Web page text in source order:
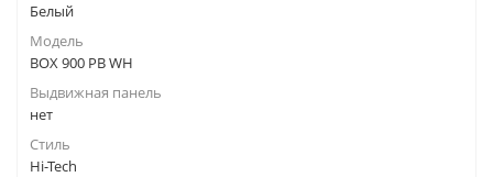
Белый
Модель
BOX 900 PB WH
Выдвижная панель
нет
Стиль
Hi-Tech